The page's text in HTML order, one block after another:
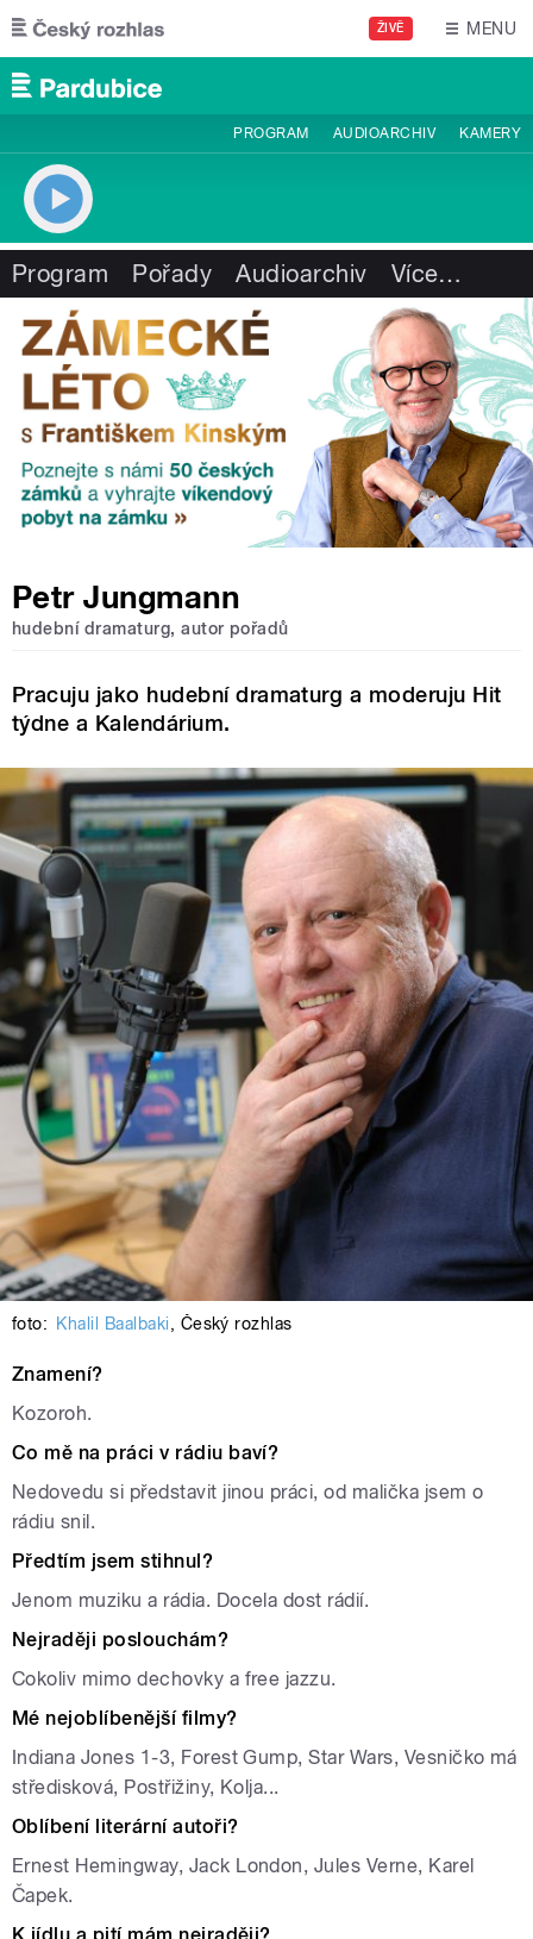
Přejít k hlavnímu obsahu
ŽIVĚ MENU
PROGRAM AUDIOARCHIV KAMERY
Program Pořady Audioarchiv Více…
Petr Jungmann
hudební dramaturg, autor pořadů
Pracuju jako hudební dramaturg a moderuju Hit
týdne a Kalendárium.
foto: Khalil Baalbaki, Český rozhlas
Znamení?
Kozoroh.
Co mě na práci v rádiu baví?
Nedovedu si představit jinou práci, od malička jsem o
rádiu snil.
Předtím jsem stihnul?
Jenom muziku a rádia. Docela dost rádií.
Nejraději poslouchám?
Cokoliv mimo dechovky a free jazzu.
Mé nejoblíbenější filmy?
Indiana Jones 1-3, Forest Gump, Star Wars, Vesničko má
středisková, Postřižiny, Kolja...
Oblíbení literární autoři?
Ernest Hemingway, Jack London, Jules Verne, Karel
Čapek.
K jídlu a pití mám nejraději?